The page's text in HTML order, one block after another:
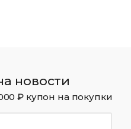
новости
₽ купон на покупки